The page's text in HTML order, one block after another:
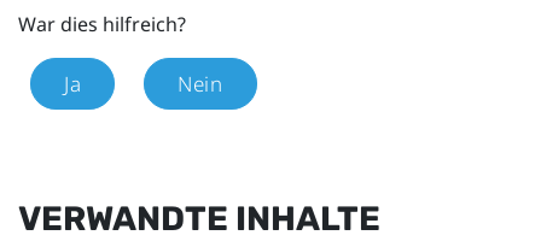
War dies hilfreich?
Ja Nein
VERWANDTE INHALTE